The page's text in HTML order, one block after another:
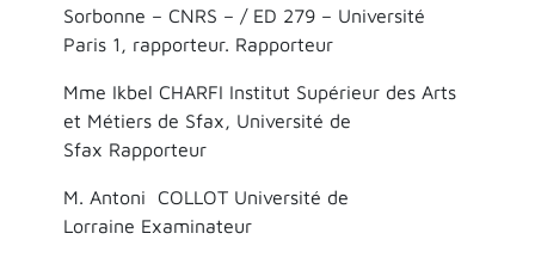
Sorbonne – CNRS – / ED 279 – Université
Paris 1, rapporteur. Rapporteur
Mme Ikbel CHARFI Institut Supérieur des Arts
et Métiers de Sfax, Université de
Sfax Rapporteur
M. Antoni COLLOT Université de
Lorraine Examinateur